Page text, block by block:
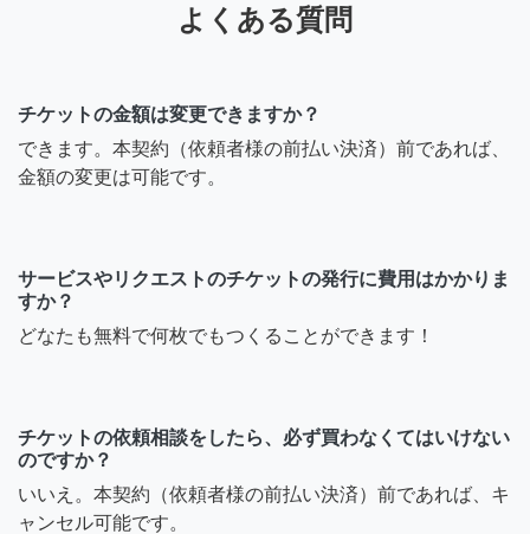
よくある質問
チケットの金額は変更できますか？
できます。本契約（依頼者様の前払い決済）前であれば、
金額の変更は可能です。
サービスやリクエストのチケットの発行に費用はかかりま
すか？
どなたも無料で何枚でもつくることができます！
チケットの依頼相談をしたら、必ず買わなくてはいけない
のですか？
いいえ。本契約（依頼者様の前払い決済）前であれば、キ
ャンセル可能です。